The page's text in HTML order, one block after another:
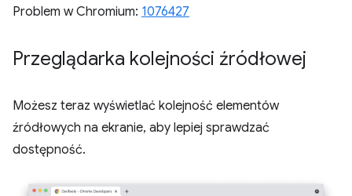
Problem w Chromium: 1076427
Przeglądarka kolejności źródłowej
Możesz teraz wyświetlać kolejność elementów
źródłowych na ekranie, aby lepiej sprawdzać
dostępność.